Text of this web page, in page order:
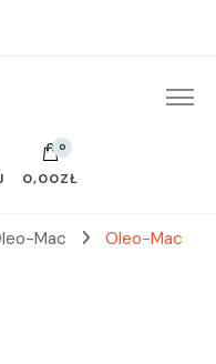
0
0,00ZŁ
Mac
Oleo-Mac